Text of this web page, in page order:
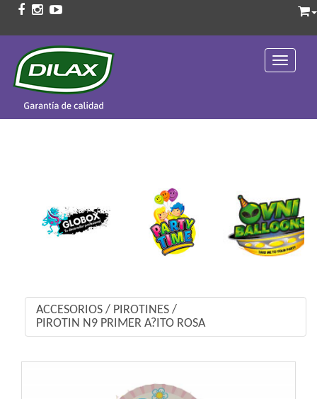
Toggle
ACCESORIOS / PIROTINES /
PIROTIN N9 PRIMER A?ITO ROSA